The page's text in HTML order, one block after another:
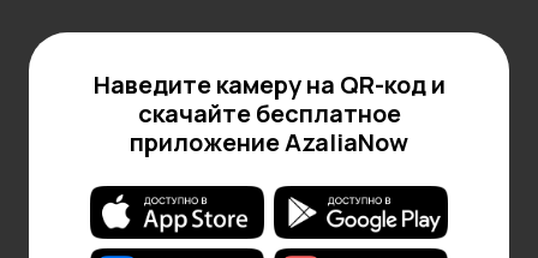
Наведите камеру на QR-код и
скачайте бесплатное
приложение AzaliaNow